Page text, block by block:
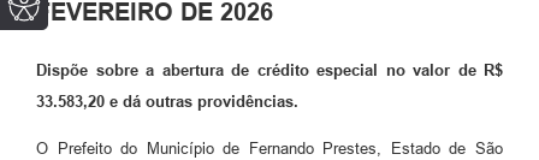
FEVEREIRO DE 2026
Dispõe sobre a abertura de crédito especial no valor de R$
33.583,20 e dá outras providências.
O Prefeito do Município de Fernando Prestes, Estado de São